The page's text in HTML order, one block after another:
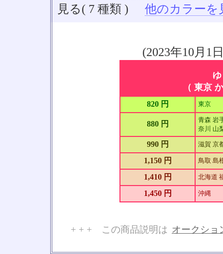
見る( 7 種類 )
他のカラーを
(2023年10月1
（ 東京
820 円 東京
880 円
青森 岩
奈川 山
990 円 滋賀 京
1,150 円 鳥取 島
1,410 円 北海道
1,450 円 沖縄
+ + + この商品説明は オークショ